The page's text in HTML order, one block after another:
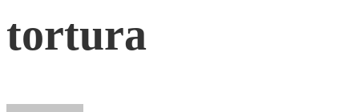
monumentos;
tortura